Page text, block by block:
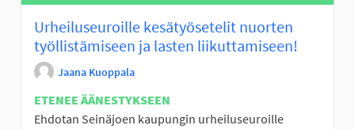
Urheiluseuroille kesätyösetelit nuorten
työllistämiseen ja lasten liikuttamiseen!
Jaana Kuoppala
ETENEE ÄÄNESTYKSEEN
Ehdotan Seinäjoen kaupungin urheiluseuroille